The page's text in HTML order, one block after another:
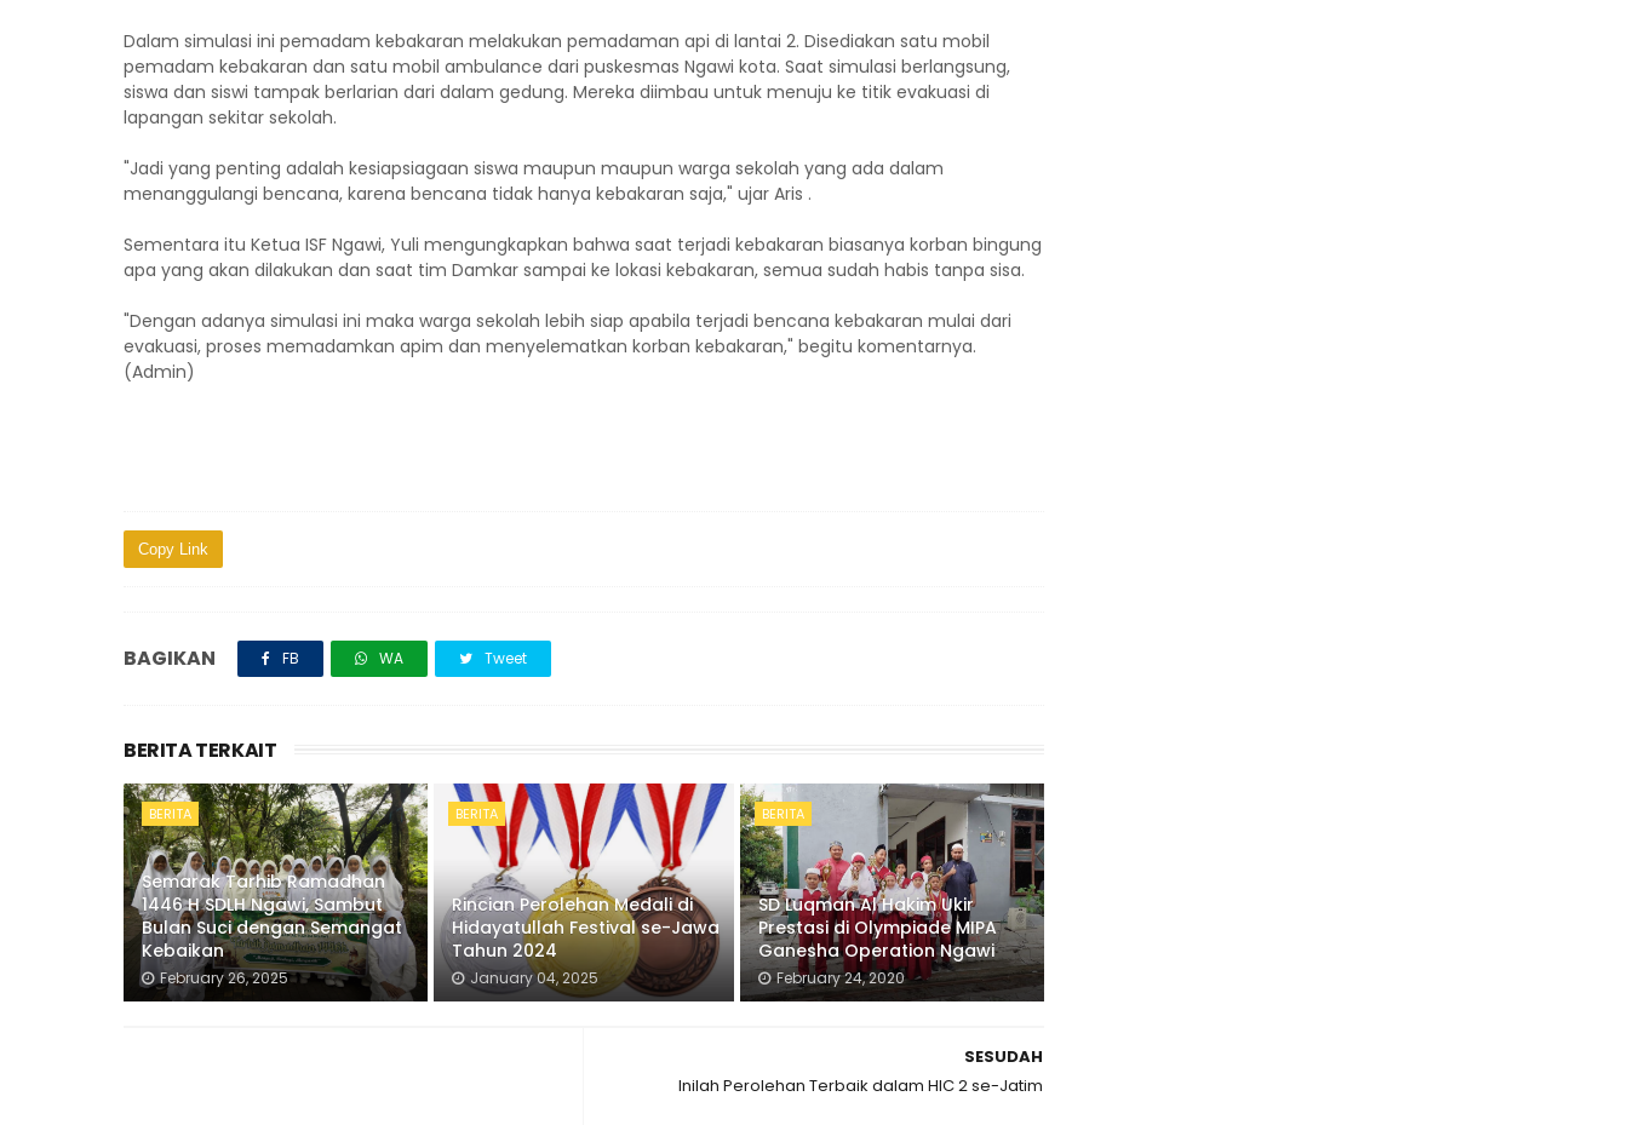
Dalam simulasi ini pemadam kebakaran melakukan pemadaman api di lantai 2. Disediakan satu mobil
pemadam kebakaran dan satu mobil ambulance dari puskesmas Ngawi kota. Saat simulasi berlangsung,
siswa dan siswi tampak berlarian dari dalam gedung. Mereka diimbau untuk menuju ke titik evakuasi di
lapangan sekitar sekolah.
"Jadi yang penting adalah kesiapsiagaan siswa maupun maupun warga sekolah yang ada dalam
menanggulangi bencana, karena bencana tidak hanya kebakaran saja," ujar Aris .
Sementara itu Ketua ISF Ngawi, Yuli mengungkapkan bahwa saat terjadi kebakaran biasanya korban bingung
apa yang akan dilakukan dan saat tim Damkar sampai ke lokasi kebakaran, semua sudah habis tanpa sisa.
"Dengan adanya simulasi ini maka warga sekolah lebih siap apabila terjadi bencana kebakaran mulai dari
evakuasi, proses memadamkan apim dan menyelematkan korban kebakaran," begitu komentarnya.
(Admin)
Copy Link
BAGIKAN FB WA Tweet
BERITA TERKAIT
BERITA
Semarak Tarhib Ramadhan
1446 H SDLH Ngawi, Sambut
Bulan Suci dengan Semangat
Kebaikan
February 26, 2025
BERITA
Rincian Perolehan Medali di
Hidayatullah Festival se-Jawa
Tahun 2024
January 04, 2025
BERITA
SD Luqman Al Hakim Ukir
Prestasi di Olympiade MIPA
Ganesha Operation Ngawi
February 24, 2020
SESUDAH
Inilah Perolehan Terbaik dalam HIC 2 se-Jatim